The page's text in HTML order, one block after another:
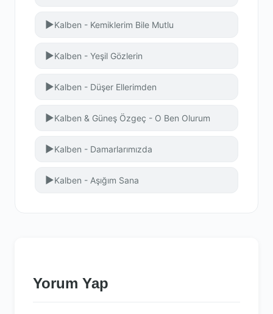
▶Kalben - Kemiklerim Bile Mutlu
▶Kalben - Yeşil Gözlerin
▶Kalben - Düşer Ellerimden
▶Kalben & Güneş Özgeç - O Ben Olurum
▶Kalben - Damarlarımızda
▶Kalben - Aşığım Sana
Yorum Yap